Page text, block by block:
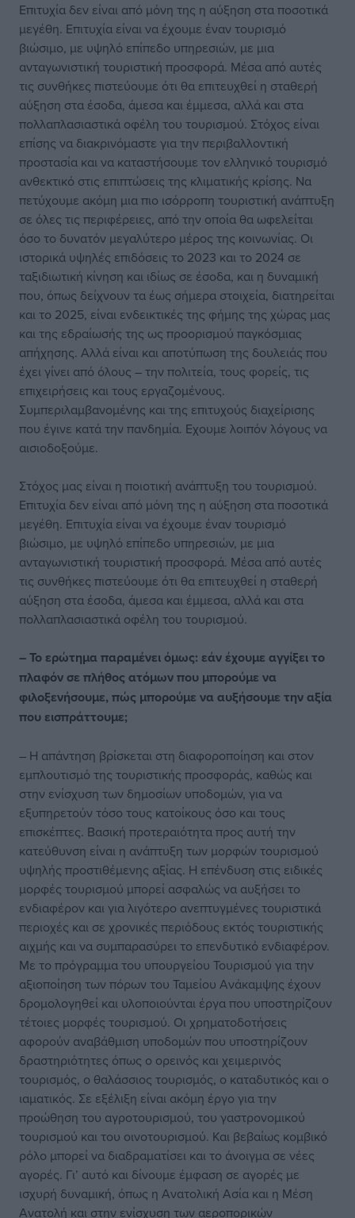
Επιτυχία δεν είναι από μόνη της η αύξηση στα ποσοτικά
μεγέθη. Επιτυχία είναι να έχουμε έναν τουρισμό
βιώσιμο, με υψηλό επίπεδο υπηρεσιών, με μια
ανταγωνιστική τουριστική προσφορά. Μέσα από αυτές
τις συνθήκες πιστεύουμε ότι θα επιτευχθεί η σταθερή
αύξηση στα έσοδα, άμεσα και έμμεσα, αλλά και στα
πολλαπλασιαστικά οφέλη του τουρισμού. Στόχος είναι
επίσης να διακρινόμαστε για την περιβαλλοντική
προστασία και να καταστήσουμε τον ελληνικό τουρισμό
ανθεκτικό στις επιπτώσεις της κλιματικής κρίσης. Να
πετύχουμε ακόμη μια πιο ισόρροπη τουριστική ανάπτυξη
σε όλες τις περιφέρειες, από την οποία θα ωφελείται
όσο το δυνατόν μεγαλύτερο μέρος της κοινωνίας. Οι
ιστορικά υψηλές επιδόσεις το 2023 και το 2024 σε
ταξιδιωτική κίνηση και ιδίως σε έσοδα, και η δυναμική
που, όπως δείχνουν τα έως σήμερα στοιχεία, διατηρείται
και το 2025, είναι ενδεικτικές της φήμης της χώρας μας
και της εδραίωσής της ως προορισμού παγκόσμιας
απήχησης. Αλλά είναι και αποτύπωση της δουλειάς που
έχει γίνει από όλους – την πολιτεία, τους φορείς, τις
επιχειρήσεις και τους εργαζομένους.
Συμπεριλαμβανομένης και της επιτυχούς διαχείρισης
που έγινε κατά την πανδημία. Εχουμε λοιπόν λόγους να
αισιοδοξούμε.
Στόχος μας είναι η ποιοτική ανάπτυξη του τουρισμού.
Επιτυχία δεν είναι από μόνη της η αύξηση στα ποσοτικά
μεγέθη. Επιτυχία είναι να έχουμε έναν τουρισμό
βιώσιμο, με υψηλό επίπεδο υπηρεσιών, με μια
ανταγωνιστική τουριστική προσφορά. Μέσα από αυτές
τις συνθήκες πιστεύουμε ότι θα επιτευχθεί η σταθερή
αύξηση στα έσοδα, άμεσα και έμμεσα, αλλά και στα
πολλαπλασιαστικά οφέλη του τουρισμού.
– Το ερώτημα παραμένει όμως: εάν έχουμε αγγίξει το
πλαφόν σε πλήθος ατόμων που μπορούμε να
φιλοξενήσουμε, πώς μπορούμε να αυξήσουμε την αξία
που εισπράττουμε;
– Η απάντηση βρίσκεται στη διαφοροποίηση και στον
εμπλουτισμό της τουριστικής προσφοράς, καθώς και
στην ενίσχυση των δημοσίων υποδομών, για να
εξυπηρετούν τόσο τους κατοίκους όσο και τους
επισκέπτες. Βασική προτεραιότητα προς αυτή την
κατεύθυνση είναι η ανάπτυξη των μορφών τουρισμού
υψηλής προστιθέμενης αξίας. Η επένδυση στις ειδικές
μορφές τουρισμού μπορεί ασφαλώς να αυξήσει το
ενδιαφέρον και για λιγότερο ανεπτυγμένες τουριστικά
περιοχές και σε χρονικές περιόδους εκτός τουριστικής
αιχμής και να συμπαρασύρει το επενδυτικό ενδιαφέρον.
Με το πρόγραμμα του υπουργείου Τουρισμού για την
αξιοποίηση των πόρων του Ταμείου Ανάκαμψης έχουν
δρομολογηθεί και υλοποιούνται έργα που υποστηρίζουν
τέτοιες μορφές τουρισμού. Οι χρηματοδοτήσεις
αφορούν αναβάθμιση υποδομών που υποστηρίζουν
δραστηριότητες όπως ο ορεινός και χειμερινός
τουρισμός, ο θαλάσσιος τουρισμός, ο καταδυτικός και ο
ιαματικός. Σε εξέλιξη είναι ακόμη έργο για την
προώθηση του αγροτουρισμού, του γαστρονομικού
τουρισμού και του οινοτουρισμού. Και βεβαίως κομβικό
ρόλο μπορεί να διαδραματίσει και το άνοιγμα σε νέες
αγορές. Γι’ αυτό και δίνουμε έμφαση σε αγορές με
ισχυρή δυναμική, όπως η Ανατολική Ασία και η Μέση
Ανατολή και στην ενίσχυση των αεροπορικών